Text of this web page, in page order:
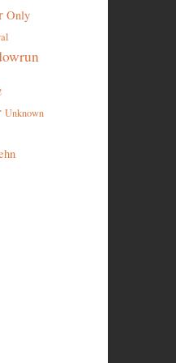
Only
Unknown